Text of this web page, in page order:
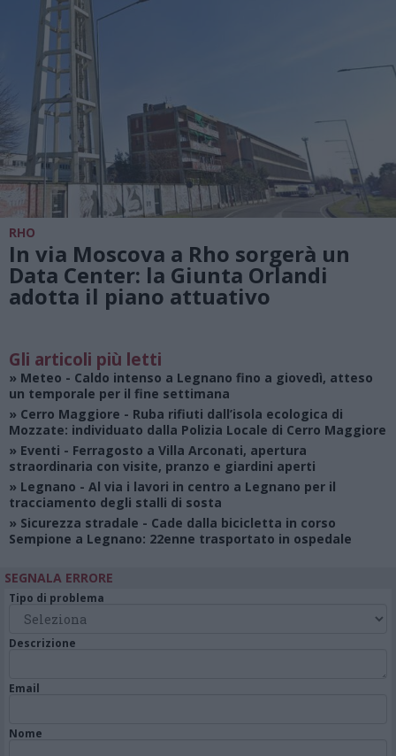
RHO
In via Moscova a Rho sorgerà un
Data Center: la Giunta Orlandi
adotta il piano attuativo
Gli articoli più letti
» Meteo - Caldo intenso a Legnano fino a giovedì, atteso
un temporale per il fine settimana
» Cerro Maggiore - Ruba rifiuti dall’isola ecologica di
Mozzate: individuato dalla Polizia Locale di Cerro Maggiore
» Eventi - Ferragosto a Villa Arconati, apertura
straordinaria con visite, pranzo e giardini aperti
» Legnano - Al via i lavori in centro a Legnano per il
tracciamento degli stalli di sosta
» Sicurezza stradale - Cade dalla bicicletta in corso
Sempione a Legnano: 22enne trasportato in ospedale
SEGNALA ERRORE
Tipo di problema
Descrizione
Email
Nome